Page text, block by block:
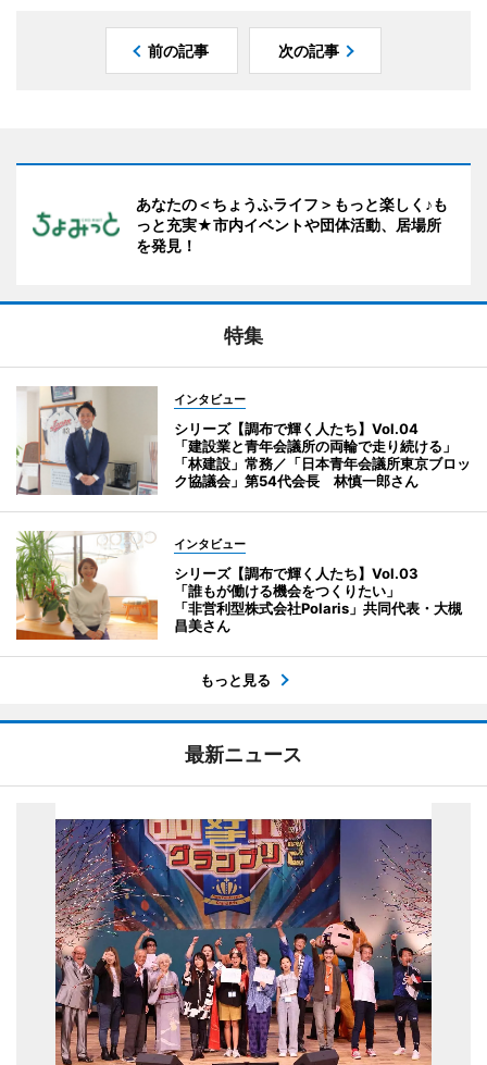
前の記事 次の記事
あなたの＜ちょうふライフ＞もっと楽しく♪も
っと充実★市内イベントや団体活動、居場所
を発見！
特集
インタビュー
シリーズ【調布で輝く人たち】Vol.04
「建設業と青年会議所の両輪で走り続ける」
「林建設」常務／「日本青年会議所東京ブロッ
ク協議会」第54代会長 林慎一郎さん
インタビュー
シリーズ【調布で輝く人たち】Vol.03
「誰もが働ける機会をつくりたい」
「非営利型株式会社Polaris」共同代表・大槻
昌美さん
もっと見る
最新ニュース